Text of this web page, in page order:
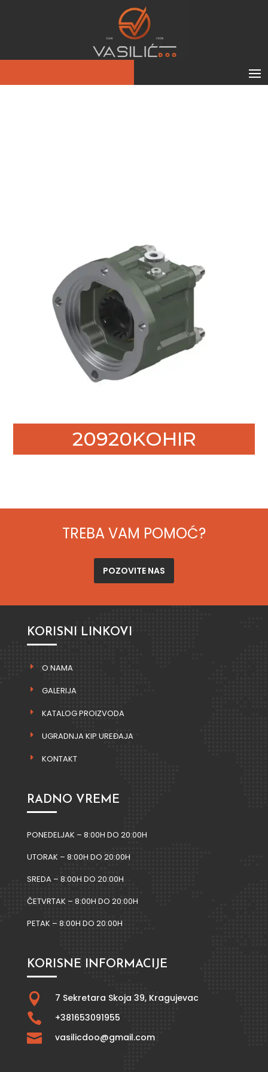
20920KOHIR
TREBA VAM POMOĆ?
POZOVITE NAS
KORISNI LINKOVI
O NAMA
GALERIJA
KATALOG PROIZVODA
UGRADNJA KIP UREĐAJA
KONTAKT
RADNO VREME
PONEDELJAK – 8:00H DO 20:00H
UTORAK – 8:00H DO 20:00H
SREDA – 8:00H DO 20:00H
ČETVRTAK – 8:00H DO 20:00H
PETAK – 8:00H DO 20:00H
KORISNE INFORMACIJE
 7 Sekretara Skoja 39, Kragujevac
 +381653091955
 vasilicdoo@gmail.com